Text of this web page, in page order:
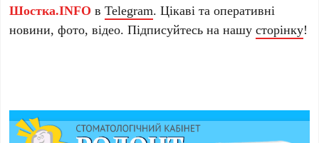
Шостка.INFO вTelegram. Цікаві та оперативні
новини, фото, відео. Підписуйтесь на нашусторінку!